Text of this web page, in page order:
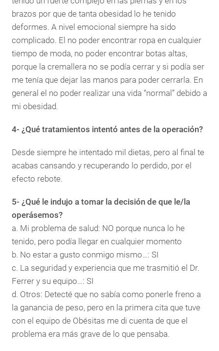
brazos por que de tanta obesidad lo he tenido
deformes. A nivel emocional siempre ha sido
complicado. El no poder encontrar ropa en cualquier
tiempo de moda, no poder encontrar botas altas,
porque la cremallera no se podía cerrar y si podía ser
me tenía que dejar las manos para poder cerrarla. En
general el no poder realizar una vida “normal” debido a
mi obesidad.
4- ¿Qué tratamientos intentó antes de la operación?
Desde siempre he intentado mil dietas, pero al final te
acabas cansando y recuperando lo perdido, por el
efecto rebote.
5- ¿Qué le indujo a tomar la decisión de que le/la
operásemos?
a. Mi problema de salud: NO porque nunca lo he
tenido, pero podía llegar en cualquier momento
b. No estar a gusto conmigo mismo…: SI
c. La seguridad y experiencia que me trasmitió el Dr.
Ferrer y su equipo…: SI
d. Otros: Detecté que no sabía como ponerle freno a
la ganancia de peso, pero en la primera cita que tuve
con el equipo de Obésitas me di cuenta de que el
problema era más grave de lo que pensaba.